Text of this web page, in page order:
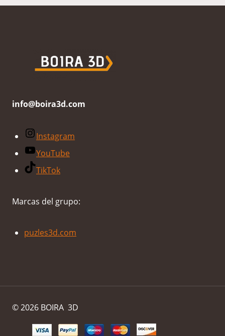
info@boira3d.com
Instagram
YouTube
TikTok
Marcas del grupo:
puzles3d.com
© 2026 BOIRA 3D